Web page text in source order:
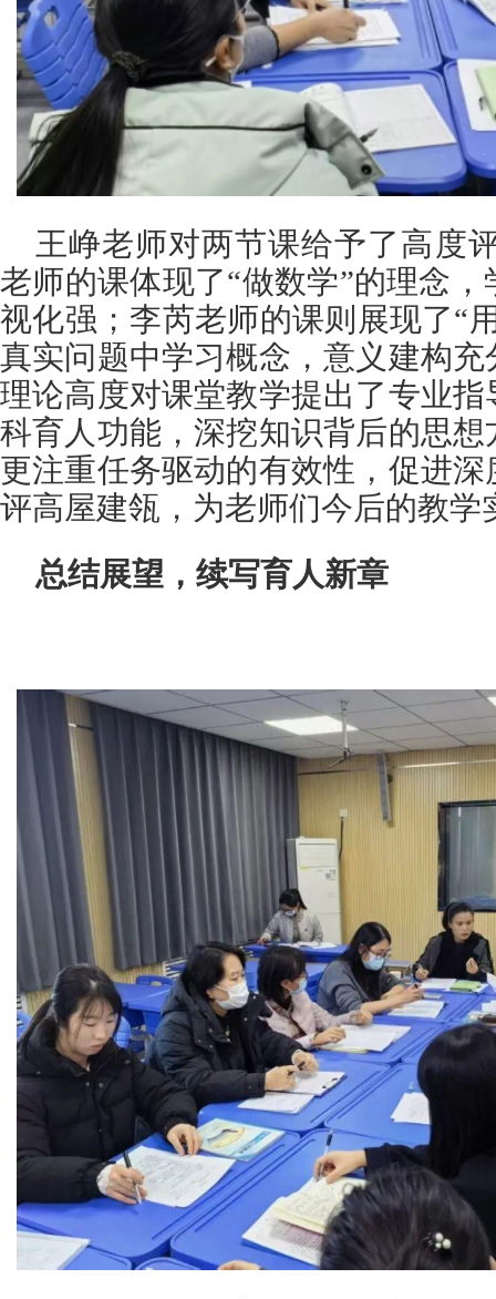
王峥老师对两节课给予了高度
老师的课体现了“做数学”的理念
视化强；李芮老师的课则展现了“
真实问题中学习概念，意义建构
理论高度对课堂教学提出了专业
科育人功能，深挖知识背后的思
更注重任务驱动的有效性，促进
评高屋建瓴，为老师们今后的教学
总结展望，续写育人新章